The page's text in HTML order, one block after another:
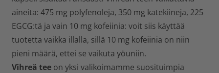
aineita: 475 mg polyfenoleja, 350 mg katekiineja, 225
EGCG:tä ja vain 10 mg kofeiinia: voit siis käyttää
tuotetta vaikka illalla, sillä 10 mg kofeiinia on niin
pieni määrä, ettei se vaikuta yöuniin.
Vihreä tee on yksi valikoimamme suosituimpia